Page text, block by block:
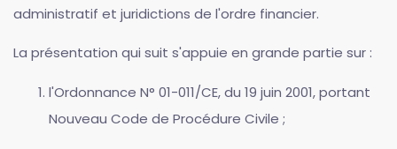
administratif et juridictions de l'ordre financier.
La présentation qui suit s'appuie en grande partie sur :
l'Ordonnance N° 01-011/CE, du 19 juin 2001, portant
Nouveau Code de Procédure Civile ;